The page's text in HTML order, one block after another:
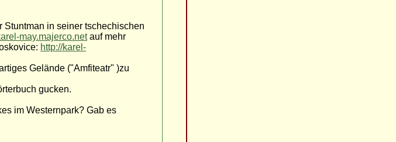
Stuntman in seiner tschechischen
may.majerco.netauf mehr
http://karel-
Gelände ("Amfiteatr" )zu
gucken.
im Westernpark? Gab es